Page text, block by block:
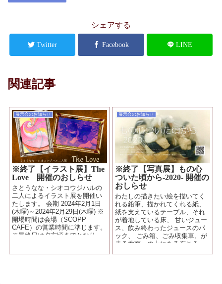
シェアする
Twitter Facebook LINE
関連記事
展示会のお知らせ
※終了【イラスト展】The
Love 開催のおしらせ
さとうなな・シオコウジハルの
二人によるイラスト展を開催い
たします。 会期 2024年2月1日
(木曜)～2024年2月29日(木曜) ※
開場時間は会場（SCOPP
CAFE）の営業時間に準じます。
※最終日は夕方頃までとなり
展示会のお知らせ
※終了【写真展】もの心
ついた頃から-2020- 開催の
おしらせ
わたしの描きたい絵を描いてく
れる鉛筆、描かれてくれる紙、
紙を支えているテーブル、それ
が着地している床、 甘いジュー
ス、飲み終わったジュースのパ
ック、 ごみ箱、ごみ収集車、が
走る地面、の上にある石ころ、